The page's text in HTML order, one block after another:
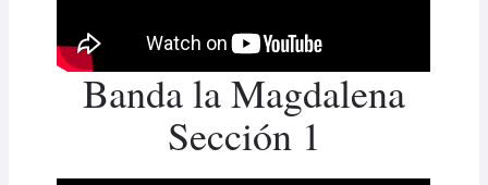
Banda la Magdalena
Sección 1